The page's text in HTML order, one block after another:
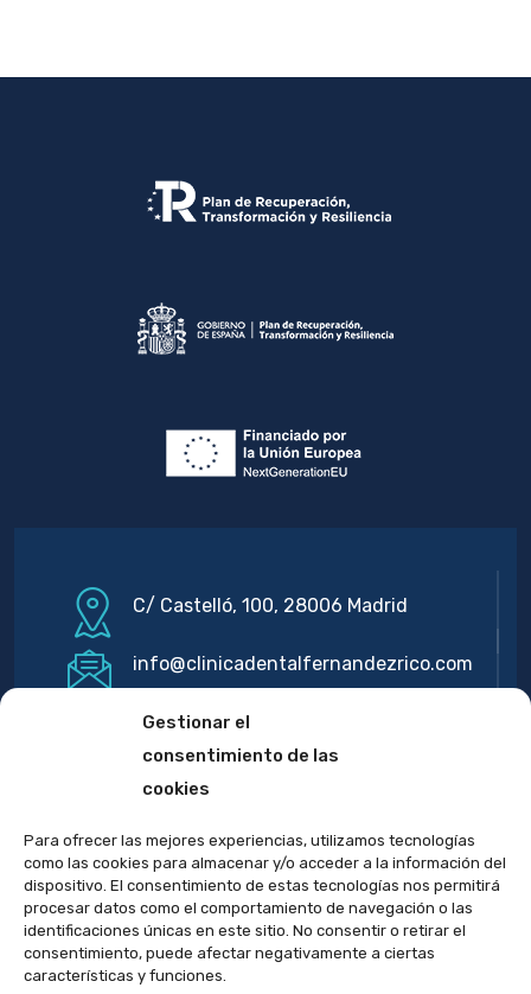
Gestionar el
consentimiento de las
cookies
Para ofrecer las mejores experiencias, utilizamos tecnologías
como las cookies para almacenar y/o acceder a la información del
dispositivo. El consentimiento de estas tecnologías nos permitirá
procesar datos como el comportamiento de navegación o las
identificaciones únicas en este sitio. No consentir o retirar el
consentimiento, puede afectar negativamente a ciertas
características y funciones.
C/ Castelló, 100, 28006 Madrid
info@clinicadentalfernandezrico.com
915 62 01 51 / 645 813 369